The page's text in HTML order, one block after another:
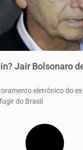
Jair Bolsonaro
eletrônico do
do Brasil